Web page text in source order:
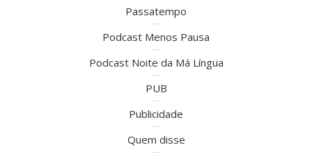
Passatempo
Podcast Menos Pausa
Podcast Noite da Má Língua
PUB
Publicidade
Quem disse